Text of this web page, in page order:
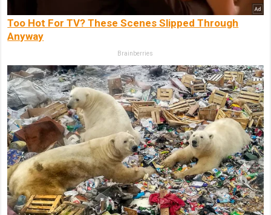
Too Hot For TV? These Scenes Slipped Through
Anyway
Brainberries